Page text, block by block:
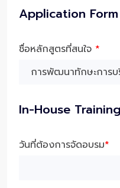
Application
ชื่อหลักสูตรที่สนใจ *
In-House
วันที่ต้องการจัดอบรม*